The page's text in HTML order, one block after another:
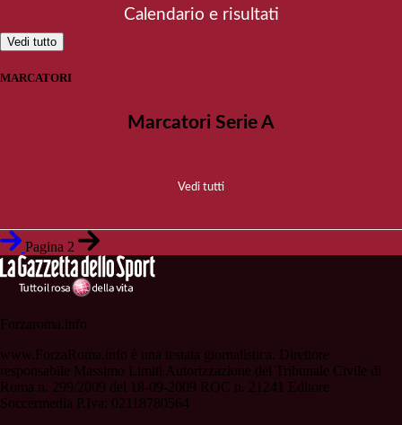
Calendario e risultati
Vedi tutto
MARCATORI
Marcatori Serie A
Vedi tutti
Pagina 2
Forzaroma.info
www.ForzaRoma.info è una testata giornalistica. Direttore
responsabile Massimo Limiti Autorizzazione del Tribunale Civile di
Roma n. 299/2009 del 18-09-2009 ROC n. 21241 Editore
Soccermedia P.Iva: 02118780564